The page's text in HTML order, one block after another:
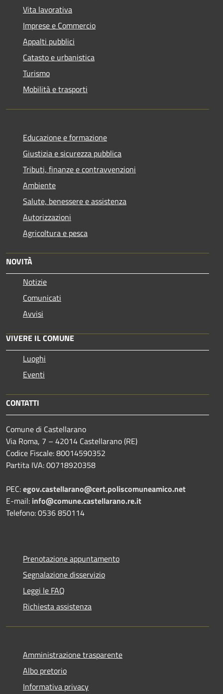
Vita lavorativa
Imprese e Commercio
Appalti pubblici
Catasto e urbanistica
Turismo
Mobilità e trasporti
Educazione e formazione
Giustizia e sicurezza pubblica
Tributi, finanze e contravvenzioni
Ambiente
Salute, benessere e assistenza
Autorizzazioni
Agricoltura e pesca
NOVITÀ
Notizie
Comunicati
Avvisi
VIVERE IL COMUNE
Luoghi
Eventi
CONTATTI
Comune di Castellarano
Via Roma, 7 – 42014 Castellarano (RE)
Codice Fiscale: 80014590352
Partita IVA: 00718920358
PEC:egov.castellarano@cert.poliscomuneamico.net
E-mail: info@comune.castellarano.re.it
Telefono: 0536 850114
Prenotazione appuntamento
Segnalazione disservizio
Leggi le FAQ
Richiesta assistenza
Amministrazione trasparente
Albo pretorio
Informativa privacy